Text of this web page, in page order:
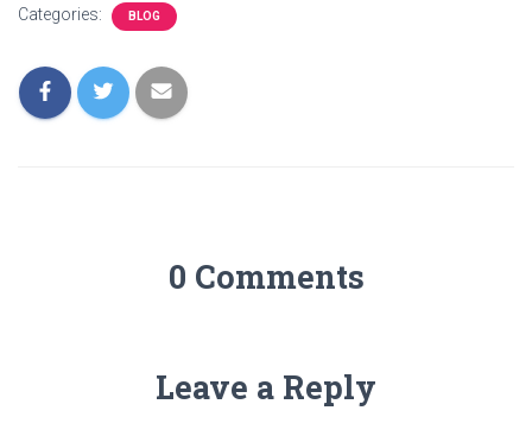
Categories: BLOG
0 Comments
Leave a Reply